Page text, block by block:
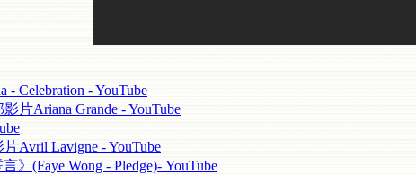
- Celebration - YouTube
片Ariana Grande - YouTube
Avril Lavigne - YouTube
》(Faye Wong - Pledge)- YouTube